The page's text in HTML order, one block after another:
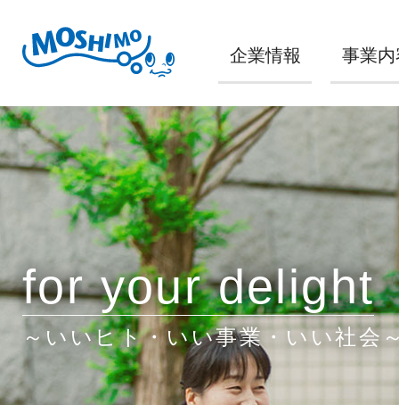
企業情報 事業内
for your delight
～いいヒト・いい事業・いい社会